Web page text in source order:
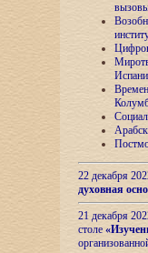
22 декабря
духовная
21 декабря
столе